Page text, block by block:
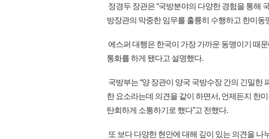
정경두 장관은 “국방분야의 다양한 경험을 통해
방장관의 막중한 임무를 훌륭히 수행하고 한미
에스퍼 대행은 한국이 가장 가까운 동맹이기 때
통화를 하게 됐다고 설명했다.
국방부는 “양 장관이 양국 국방수장 간의 긴밀한
한 요소라는데 의견을 같이 하면서, 언제든지 한
탄회하게 소통하기로 했다”고 전했다.
또 보다 다양한 현안에 대해 깊이 있는 의견을 나